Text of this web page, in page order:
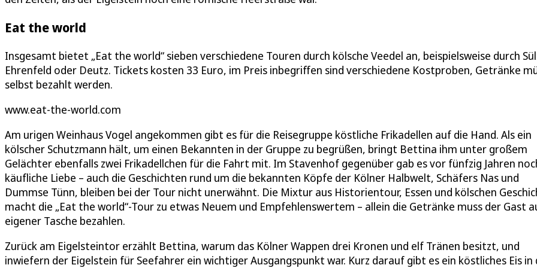
Eat the world
Insgesamt bietet „Eat the world“ sieben verschiedene Touren durch kölsche Veedel an, beispielsweise durch
Ehrenfeld oder Deutz. Tickets kosten 33 Euro, im Preis inbegriffen sind verschiedene Kostproben, Getränke
selbst bezahlt werden.
www.eat-the-world.com
Am urigen Weinhaus Vogel angekommen gibt es für die Reisegruppe köstliche Frikadellen auf die Hand. Als ein
kölscher Schutzmann hält, um einen Bekannten in der Gruppe zu begrüßen, bringt Bettina ihm unter großem
Gelächter ebenfalls zwei Frikadellchen für die Fahrt mit. Im Stavenhof gegenüber gab es vor fünfzig Jahren
käufliche Liebe – auch die Geschichten rund um die bekannten Köpfe der Kölner Halbwelt, Schäfers Nas und
Dummse Tünn, bleiben bei der Tour nicht unerwähnt. Die Mixtur aus Historientour, Essen und kölschen
macht die „Eat the world“-Tour zu etwas Neuem und Empfehlenswertem – allein die Getränke muss der Gast
eigener Tasche bezahlen.
Zurück am Eigelsteintor erzählt Bettina, warum das Kölner Wappen drei Kronen und elf Tränen besitzt, und
inwiefern der Eigelstein für Seefahrer ein wichtiger Ausgangspunkt war. Kurz darauf gibt es ein köstliches Eis in